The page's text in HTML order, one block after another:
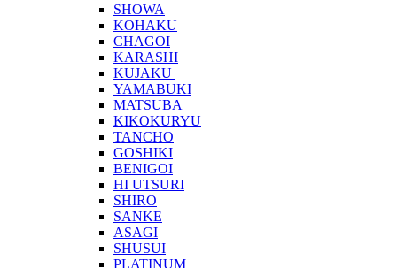
SHOWA
KOHAKU
CHAGOI
KARASHI
KUJAKU
YAMABUKI
MATSUBA
KIKOKURYU
TANCHO
GOSHIKI
BENIGOI
HI UTSURI
SHIRO
SANKE
ASAGI
SHUSUI
PLATINUM